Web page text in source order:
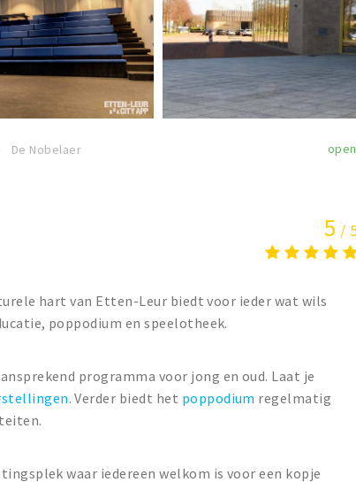
De Nobelaer open
5 /
hart van Etten-Leur biedt voor ieder wat wils
poppodium en speelotheek.
programma voor jong en oud. Laat je
. Verder biedt het poppodium regelmatig
waar iedereen welkom is voor een kopje